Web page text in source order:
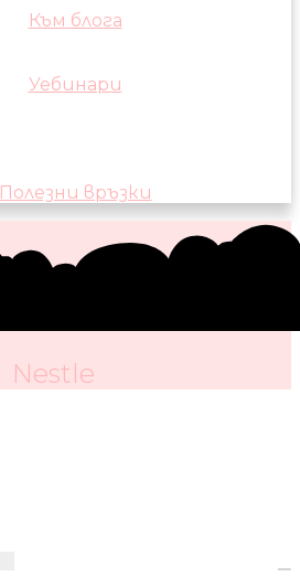
Към блога
Уебинари
Полезни връзки
Nestle